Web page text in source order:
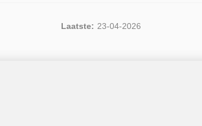
Laatste: 23-04-2026